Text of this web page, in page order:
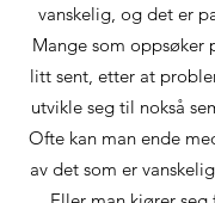
vanskelig, og det er
Mange som oppsøker
litt sent, etter at
utvikle seg til nokså
Ofte kan man ende
av det som er